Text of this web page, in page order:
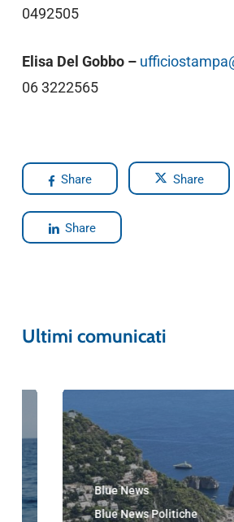
0492505
Elisa Del Gobbo –
06 3222565
Share Share
Share
Ultimi comunicati
Blue News
Blue News Politiche